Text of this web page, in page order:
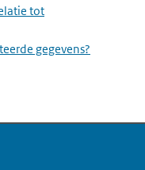
tot
gegevens?